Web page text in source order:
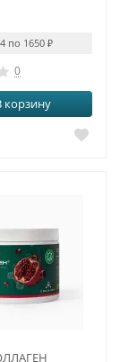
4 по 1650 ₽
0
корзину